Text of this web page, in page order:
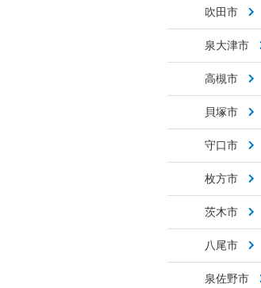
吹田市
泉大津市
高槻市
貝塚市
守口市
枚方市
茨木市
八尾市
泉佐野市